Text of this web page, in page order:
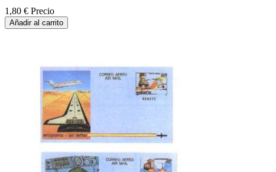
1,80 € Precio
Añadir al carrito